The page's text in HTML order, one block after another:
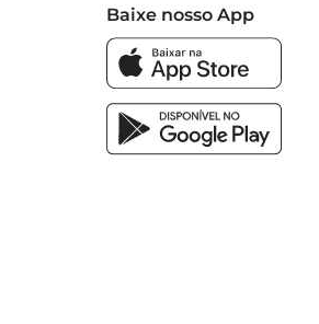
Baixe nosso App